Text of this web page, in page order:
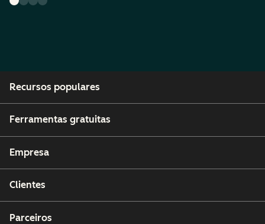
Recursos populares
Ferramentas gratuitas
Empresa
Clientes
Parceiros